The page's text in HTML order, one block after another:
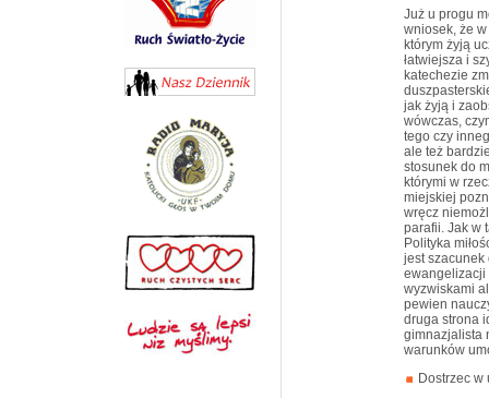
Już u progu
wniosek, że
którym żyją
łatwiejsza i
katechezie
jak żyją i
wówczas,
tego czy
ale też
stosunek do
którymi w
miejskiej
wręcz
parafii. Jak w
Polityka
jest szacunek
ewangelizacji
wyzwiskami
pewien
druga strona
gimnazjalista
warunków
Dostrzec w